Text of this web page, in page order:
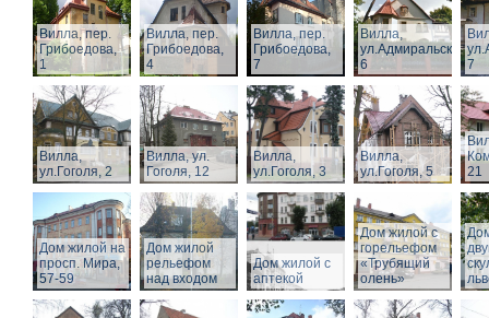
Вилла, пер.
Грибоедова,
1
Вилла, пер.
Грибоедова,
4
Вилла, пер.
Грибоедова,
7
Вилла,
ул.Адмиральская,
6
7
Вилла,
ул.Гоголя, 2
Вилла, ул.
Гоголя, 12
Вилла,
ул.Гоголя, 3
Вилла,
ул.Гоголя, 5
21
Дом жилой на
просп. Мира,
57-59
Дом жилой
рельефом
над входом
Дом жилой с
аптекой
Дом жилой с
горельефом
«Трубящий
олень»